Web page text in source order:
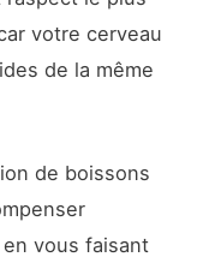
votre cerveau
de la même
de boissons
vous faisant